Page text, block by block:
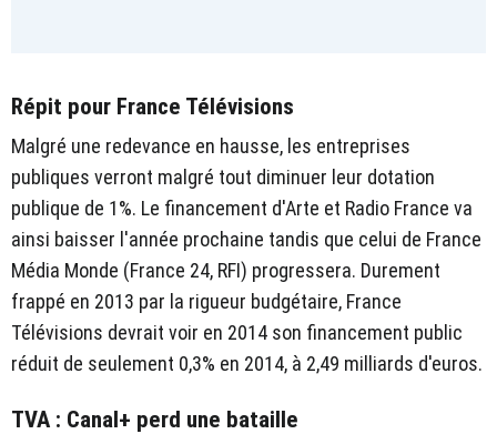
Répit pour France Télévisions
Malgré une redevance en hausse, les entreprises
publiques verront malgré tout diminuer leur dotation
publique de 1%. Le financement d'Arte et Radio France va
ainsi baisser l'année prochaine tandis que celui de France
Média Monde (France 24, RFI) progressera. Durement
frappé en 2013 par la rigueur budgétaire, France
Télévisions devrait voir en 2014 son financement public
réduit de seulement 0,3% en 2014, à 2,49 milliards d'euros.
TVA : Canal+ perd une bataille